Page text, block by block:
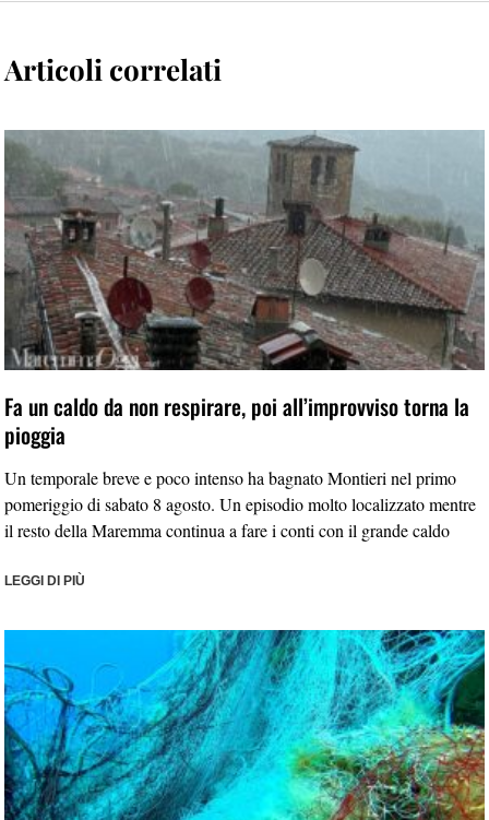
Articoli correlati
Fa un caldo da non respirare, poi all’improvviso torna la
pioggia
Un temporale breve e poco intenso ha bagnato Montieri nel primo
pomeriggio di sabato 8 agosto. Un episodio molto localizzato mentre
il resto della Maremma continua a fare i conti con il grande caldo
LEGGI DI PIÙ